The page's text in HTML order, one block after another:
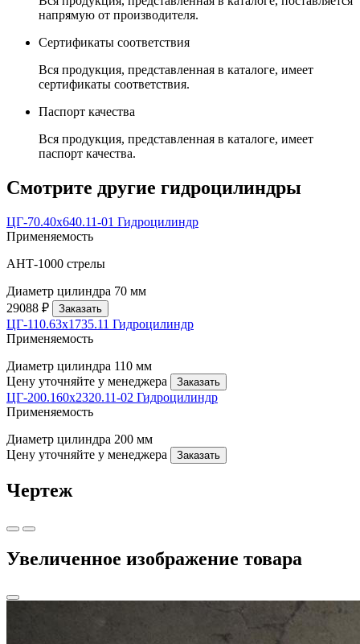
напрямую от производителя.
Сертификаты соответствия
Вся продукция, представленная в каталоге, имеет
сертификаты соответствия.
Паспорт качества
Вся продукция, представленная в каталоге, имеет
паспорт качества.
Смотрите другие гидроцилиндры
ЦГ-70.40х640.11-01 Гидроцилиндр
Применяемость
АНТ-1000 стрелы
Диаметр цилиндра 70 мм
29088 ₽
Заказать
ЦГ-110.63х1735.11 Гидроцилиндр
Применяемость
Диаметр цилиндра 110 мм
Цену уточняйте у менеджера
Заказать
ЦГ-200.160х2320.11-02 Гидроцилиндр
Применяемость
Диаметр цилиндра 200 мм
Цену уточняйте у менеджера
Заказать
Чертеж
Увеличенное изображение товара